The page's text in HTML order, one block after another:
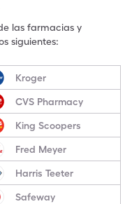
las farmacias y
siguientes:
Kroger
CVS Pharmacy
King Scoopers
Fred Meyer
Harris Teeter
Safeway